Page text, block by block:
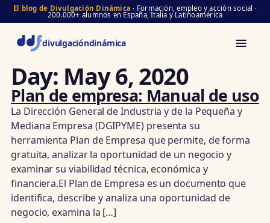
El blog de Divulgación Dinámica · Formación, empleo y acción social ·
200.000+ alumnos en España, Italia y Latinoamérica
divulgacióndinámica
Day: May 6, 2020
Plan de empresa: Manual de uso
La Dirección General de Industria y de la Pequeña y
Mediana Empresa (DGIPYME) presenta su
herramienta Plan de Empresa que permite, de forma
gratuita, analizar la oportunidad de un negocio y
examinar su viabilidad técnica, económica y
financiera.El Plan de Empresa es un documento que
identifica, describe y analiza una oportunidad de
negocio, examina la […]